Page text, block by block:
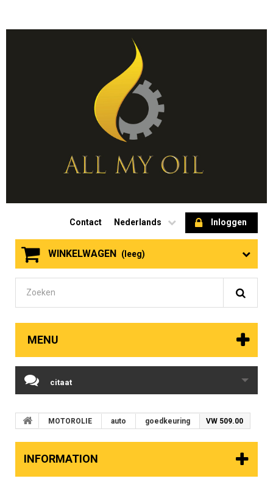
Inloggen
Nederlands
Contact
WINKELWAGEN (leeg)
MENU
citaat
MOTOROLIE auto goedkeuring VW 509.00
INFORMATION